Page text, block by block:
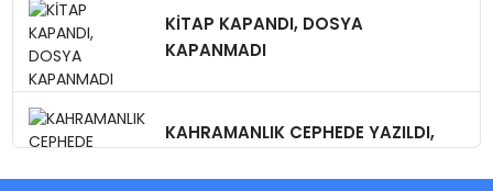
KİTAP KAPANDI, DOSYA
KAPANMADI
KAHRAMANLIK CEPHEDE YAZILDI,